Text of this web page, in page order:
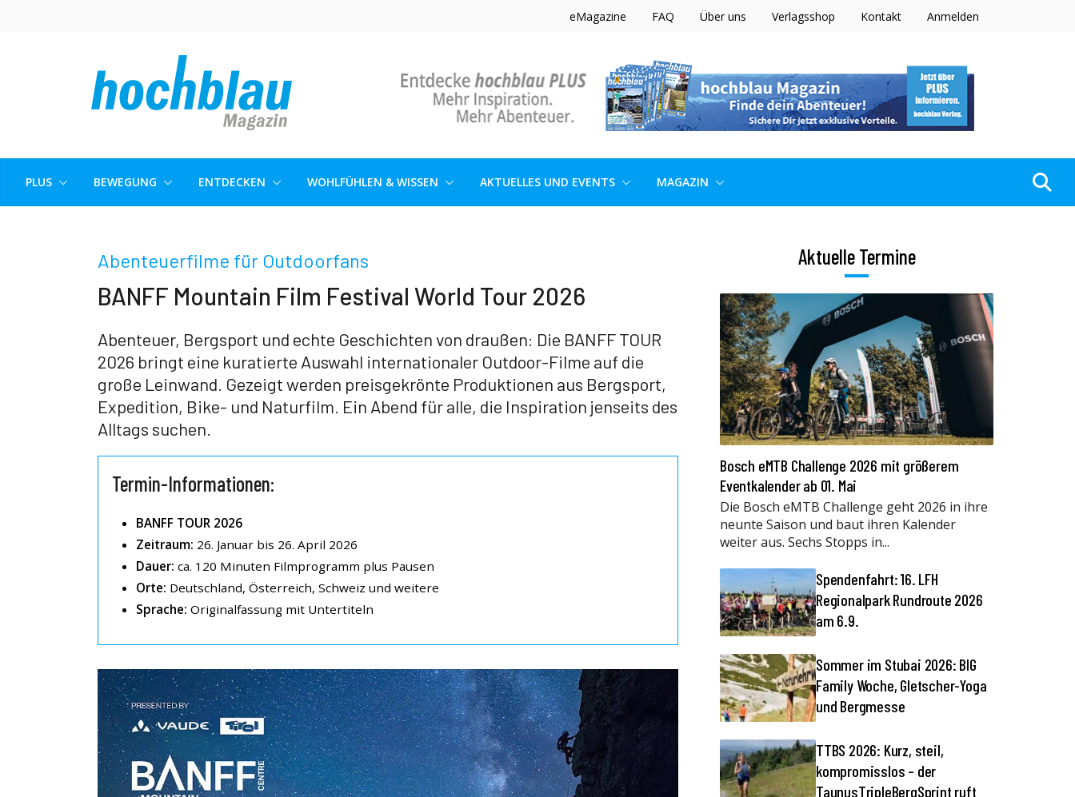
eMagazine FAQ Über uns Verlagsshop Kontakt Anmelden
PLUS BEWEGUNG ENTDECKEN WOHLFÜHLEN & WISSEN AKTUELLES UND EVENTS MAGAZIN
Abenteuerfilme für Outdoorfans
BANFF Mountain Film Festival World Tour 2026
Abenteuer, Bergsport und echte Geschichten von draußen: Die BANFF TOUR
2026 bringt eine kuratierte Auswahl internationaler Outdoor-Filme auf die
große Leinwand. Gezeigt werden preisgekrönte Produktionen aus Bergsport,
Expedition, Bike- und Naturfilm. Ein Abend für alle, die Inspiration jenseits des
Alltags suchen.
Termin-Informationen:
BANFF TOUR 2026
Zeitraum: 26. Januar bis 26. April 2026
Dauer: ca. 120 Minuten Filmprogramm plus Pausen
Orte: Deutschland, Österreich, Schweiz und weitere
Sprache: Originalfassung mit Untertiteln
Aktuelle Termine
Bosch eMTB Challenge 2026 mit größerem
Eventkalender ab 01. Mai
Die Bosch eMTB Challenge geht 2026 in ihre
neunte Saison und baut ihren Kalender
weiter aus. Sechs Stopps in...
Spendenfahrt: 16. LFH
Regionalpark Rundroute 2026
am 6.9.
Sommer im Stubai 2026: BIG
Family Woche, Gletscher-Yoga
und Bergmesse
TTBS 2026: Kurz, steil,
kompromisslos – der
TaunusTripleBergSprint ruft